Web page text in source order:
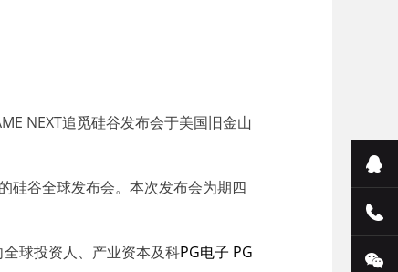
NEXT追觅硅谷发布会于美国旧金山
硅谷全球发布会。本次发布会为期四
球投资人、产业资本及科PG电子 PG